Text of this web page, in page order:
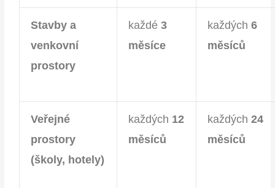
Stavby a
venkovní
prostory
každé3
měsíce
každých6
měsíců
Veřejné
prostory
(školy, hotely)
každých 12
měsíců
každých24
měsíců